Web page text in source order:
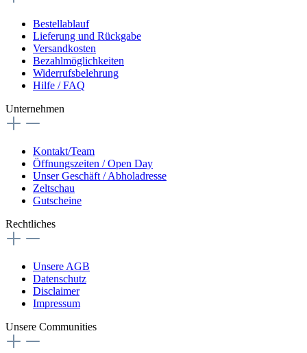
Bestellablauf
Lieferung und Rückgabe
Versandkosten
Bezahlmöglichkeiten
Widerrufsbelehrung
Hilfe / FAQ
Unternehmen
Kontakt/Team
Öffnungszeiten / Open Day
Unser Geschäft / Abholadresse
Zeltschau
Gutscheine
Rechtliches
Unsere AGB
Datenschutz
Disclaimer
Impressum
Unsere Communities